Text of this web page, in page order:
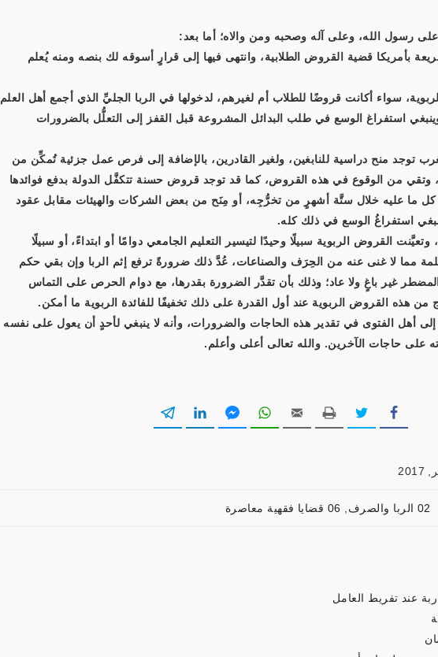
على رسول الله، وعلى آله وصحبه ومن والاه؛ أما بعد:
بأمريكا قضية القروض الطلابية، وانتهى فيها إلى قرارٍ أسوقه لك بنصه ومنه يُعلم
سواء أكانت قروضًا للطلاب أم لغيرهم، لدخولها في الربا الجليِّ الذي أجمع أهل العلم
استفراغ الوسع في طلب البدائل المشروعة قبل القفز إلى التعلُّل بالضرورات
توجد منح دراسية للنابغين، ولغير القادرين، بالإضافة إلى فرص عمل جزئية تُمكِّن من
وتقي من الوقوع في هذه القروض، كما قد توجد قروض حسنة تتكفَّل الدولة بدفع فوائدها
كل ما عليه خلال ستَّة أشهرٍ من تخرُّجِه، أو مِنَح من بعض الشركات والهيئات مقابل عقود
استفراغُ الوسع في ذلك كله.
وتعيَّنت القروض الربوية سبيلًا وحيدًا لتيسير التعليم الجامعي دوامًا أو ابتداءً، أو سبيلًا
مما لا غنى عنه من الحِرَف والصناعات، عُدَّ ذلك ضرورةً ترفع إثم الربا وإن بقي حكم
غير باغٍ ولا عاد؛ وذلك بأن تقدَّر الضرورة بقدرها، مع دوام الحرص على التماس
من هذه القروض الربوية عند أول القدرة على ذلك تخفيفًا للفائدة الربوية ما أمكن.
أهل الفتوى في تقدير هذه الحاجات والضرورات، وأنه لا ينبغي لأحدٍ أن يعول على نفسه
على حاجات الآخرين. والله تعالى أعلى وأعلم.
02 الربا والصرف 06 قضايا فقهية معاصرة
عند تفريط العامل